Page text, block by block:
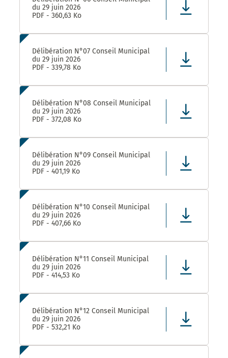
du 29 juin 2026
PDF - 360,63 Ko
Délibération N°07 Conseil Municipal
du 29 juin 2026
PDF - 339,78 Ko
Délibération N°08 Conseil Municipal
du 29 juin 2026
PDF - 372,08 Ko
Délibération N°09 Conseil Municipal
du 29 juin 2026
PDF - 401,19 Ko
Délibération N°10 Conseil Municipal
du 29 juin 2026
PDF - 407,66 Ko
Délibération N°11 Conseil Municipal
du 29 juin 2026
PDF - 414,53 Ko
Délibération N°12 Conseil Municipal
du 29 juin 2026
PDF - 532,21 Ko